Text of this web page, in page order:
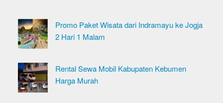
Promo Paket Wisata dari Indramayu ke Jogja
2 Hari 1 Malam
Rental Sewa Mobil Kabupaten Kebumen
Harga Murah